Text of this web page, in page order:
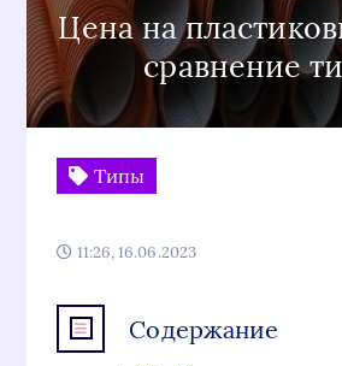
Цена на
сравнение
Типы
11:26, 16.06.2023
Содержание